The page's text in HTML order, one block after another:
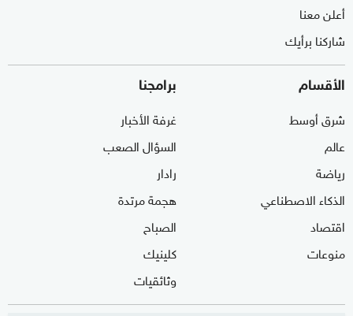
أعلن معنا
شاركنا برأيك
الأقسام
شرق أوسط
عالم
رياضة
الذكاء الاصطناعي
اقتصاد
منوعات
برامجنا
غرفة الأخبار
السؤال الصعب
رادار
هجمة مرتدة
الصباح
كلينيك
وثائقيات